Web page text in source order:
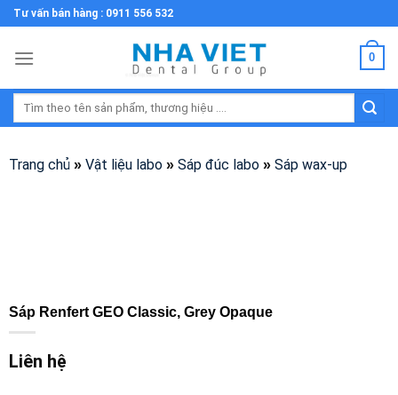
Skip
to
content
Tư vấn bán hàng : 0911 556 532
0
Tìm
Trang chủ» Vật liệu labo» Sáp đúc labo» Sáp wax-up
Sáp Renfert GEO Classic, Grey Opaque
Liên hệ